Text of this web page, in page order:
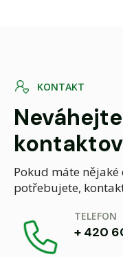
KONTAKT
Pokud máte
potřebujete,
TELEFON
+ 420